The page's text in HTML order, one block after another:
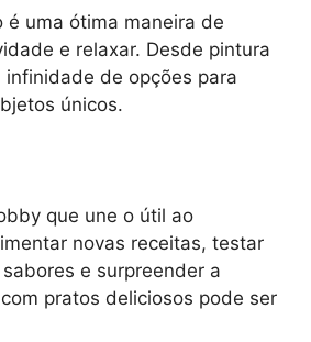
é uma ótima maneira de
e relaxar. Desde pintura
infinidade de opções para
únicos.
que une o útil ao
novas receitas, testar
e surpreender a
pratos deliciosos pode ser